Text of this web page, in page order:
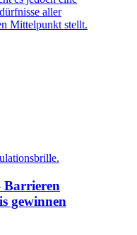
aller
Mittelpunkt stellt.
Barrieren
gewinnen